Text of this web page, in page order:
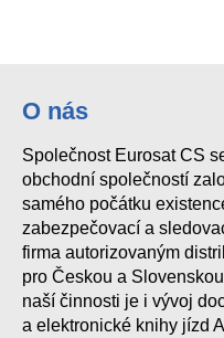
O nás
Společnost Eurosat CS
obchodní společností
samého počátku
zabezpečovací a
firma autorizovaným
pro Českou a
naší činnosti je i vývoj
a elektronické knihy jízd